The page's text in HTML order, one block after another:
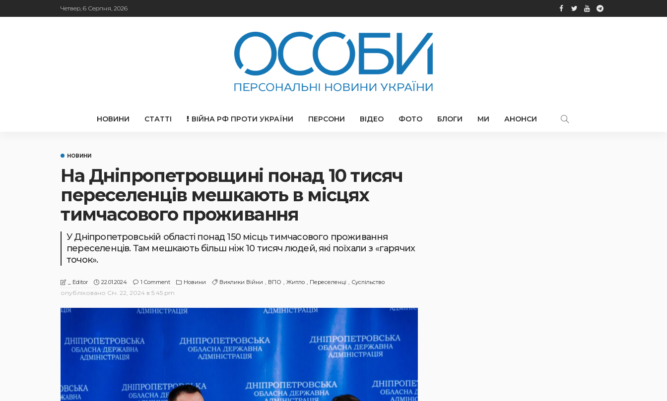
Четвер, 6 Серпня, 2026
НОВИНИ СТАТТІ ВІЙНА РФ ПРОТИ УКРАЇНИ ПЕРСОНИ ВІДЕО ФОТО БЛОГИ МИ АНОНСИ
НОВИНИ
На Дніпропетровщині понад 10 тисяч
переселенців мешкають в місцях
тимчасового проживання
У Дніпропетровській області понад 150 місць тимчасового проживання
переселенців. Там мешкають більш ніж 10 тисяч людей, які поїхали з «гарячих
точок».
_ Editor 22.01.2024 1 Comment Новини Виклики Війни ВПО Житло Переселенці Суспільство
опубліковано Січ. 22, 2024 в 5:45 pm